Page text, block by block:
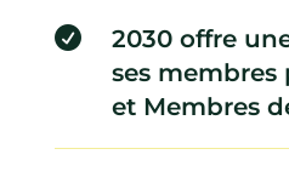

2030 offre
ses
et Membres